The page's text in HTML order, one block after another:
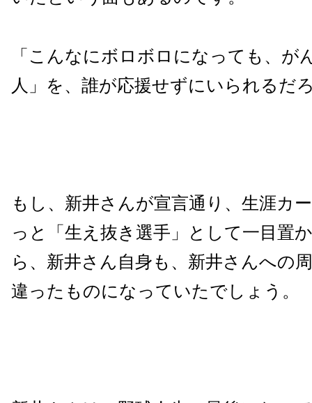
「こんなにボロボロになっても、が
人」を、誰が応援せずにいられるだ
もし、新井さんが宣言通り、生涯カ
っと「生え抜き選手」として一目置
ら、新井さん自身も、新井さんへの
違ったものになっていたでしょう。